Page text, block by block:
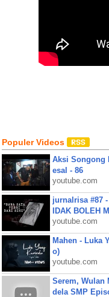
Populer Videos
Aksi Songong
esal - 86
youtube.com
jurnalrisa #87
IDAK BOLEH
youtube.com
Mahen - Luka
o)
youtube.com
Serem, Wulan
dela SMP